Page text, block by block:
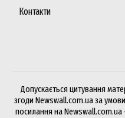
Контакти
Допускається цитування
згоди Newswall.com.ua за
посилання на Newswall.com.ua